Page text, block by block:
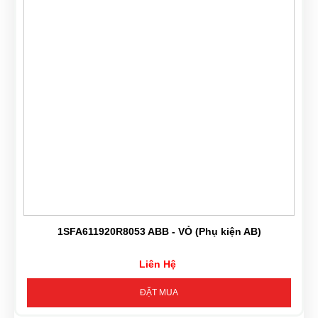
1SFA611920R8053 ABB - VỎ (Phụ kiện AB)
Liên Hệ
ĐẶT MUA